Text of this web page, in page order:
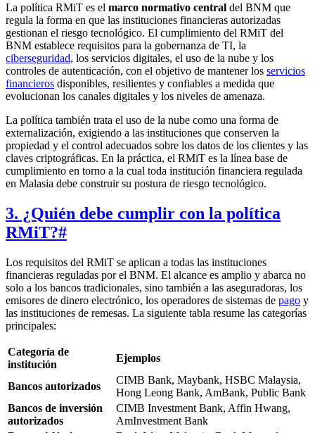
La política RMiT es el marco normativo central del BNM que
regula la forma en que las instituciones financieras autorizadas
gestionan el riesgo tecnológico. El cumplimiento del RMiT del
BNM establece requisitos para la gobernanza de TI, la
ciberseguridad, los servicios digitales, el uso de la nube y los
controles de autenticación, con el objetivo de mantener los servicios
financieros disponibles, resilientes y confiables a medida que
evolucionan los canales digitales y los niveles de amenaza.
La política también trata el uso de la nube como una forma de
externalización, exigiendo a las instituciones que conserven la
propiedad y el control adecuados sobre los datos de los clientes y las
claves criptográficas. En la práctica, el RMiT es la línea base de
cumplimiento en torno a la cual toda institución financiera regulada
en Malasia debe construir su postura de riesgo tecnológico.
3. ¿Quién debe cumplir con la política
RMiT?#
Los requisitos del RMiT se aplican a todas las instituciones
financieras reguladas por el BNM. El alcance es amplio y abarca no
solo a los bancos tradicionales, sino también a las aseguradoras, los
emisores de dinero electrónico, los operadores de sistemas de pago y
las instituciones de remesas. La siguiente tabla resume las categorías
principales:
Categoría de
institución
Ejemplos
Bancos autorizados
CIMB Bank, Maybank, HSBC Malaysia,
Hong Leong Bank, AmBank, Public Bank
Bancos de inversión
autorizados
CIMB Investment Bank, Affin Hwang,
AmInvestment Bank